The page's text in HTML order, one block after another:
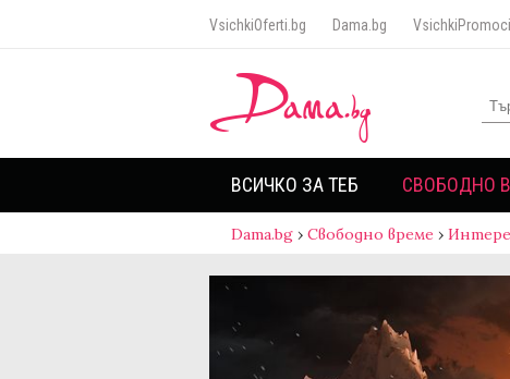
VsichkiOferti.bg Dama.bg
ВСИЧКО ЗА ТЕБ СВОБОДНО
Dama.bg › Свободно време ›